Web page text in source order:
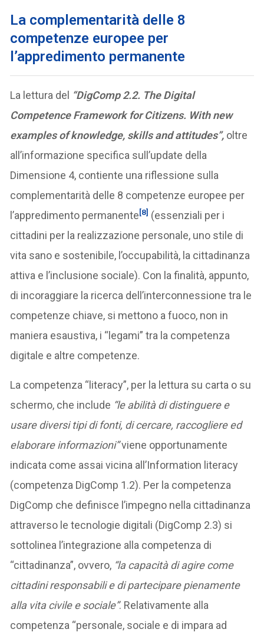
La complementarità delle 8
competenze europee per
l’appredimento permanente
La lettura del “DigComp 2.2. The Digital
Competence Framework for Citizens. With new
examples of knowledge, skills and attitudes”, oltre
all’informazione specifica sull’update della
Dimensione 4, contiente una riflessione sulla
complementarità delle 8 competenze europee per
l’appredimento permanente[8] (essenziali per i
cittadini per la realizzazione personale, uno stile di
vita sano e sostenibile, l’occupabilità, la cittadinanza
attiva e l’inclusione sociale). Con la finalità, appunto,
di incoraggiare la ricerca dell’interconnessione tra le
competenze chiave, si mettono a fuoco, non in
maniera esaustiva, i “legami” tra la competenza
digitale e altre competenze.
La competenza “literacy”, per la lettura su carta o su
schermo, che include “le abilità di distinguere e
usare diversi tipi di fonti, di cercare, raccogliere ed
elaborare informazioni”viene opportunamente
indicata come assai vicina all’Information literacy
(competenza DigComp 1.2). Per la competenza
DigComp che definisce l’impegno nella cittadinanza
attraverso le tecnologie digitali (DigComp 2.3) si
sottolinea l’integrazione alla competenza di
“cittadinanza”, ovvero, “la capacità di agire come
cittadini responsabili e di partecipare pienamente
alla vita civile e sociale”. Relativamente alla
competenza “personale, sociale e di impara ad